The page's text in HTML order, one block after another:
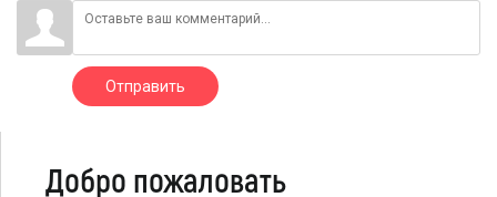
Отправить
Добро пожаловать